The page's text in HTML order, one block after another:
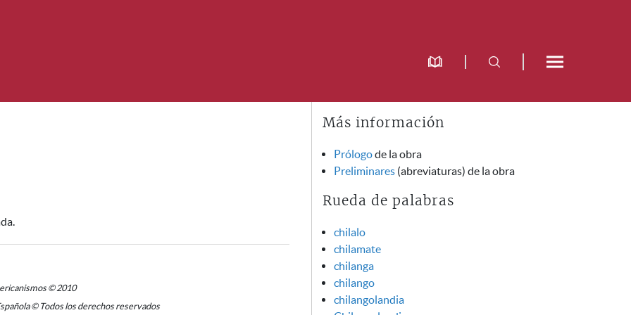
© 2010
© Todos los derechos reservados
Más información
Prólogode la obra
Preliminares (abreviaturas) de la obra
Rueda de palabras
chilalo
chilamate
chilanga
chilango
chilangolandia